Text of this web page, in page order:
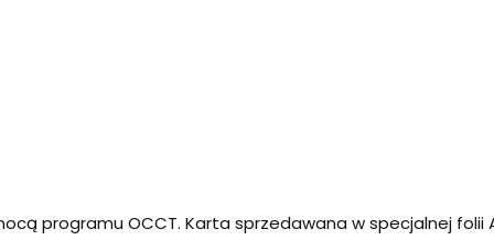
programu OCCT. Karta sprzedawana w specjalnej folii